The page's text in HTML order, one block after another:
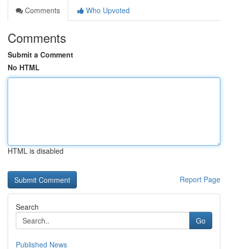
Comments
Who Upvoted
Comments
Submit a Comment
No HTML
HTML is disabled
Report Page
Search
Go
Published News